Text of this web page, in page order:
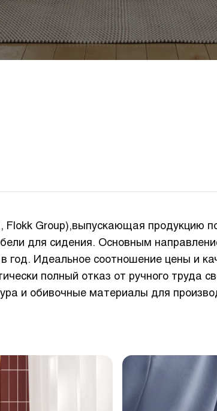
Flokk Group),выпускающая продукцию
для сидения. Основным
год. Идеальное соотношение цены и
полный отказ от ручного труда
и обивочные материалы для